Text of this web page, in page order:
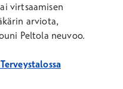
virtsaamisen
arviota,
Peltola neuvoo.